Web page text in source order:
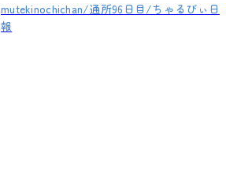
mutekinochichan/通所96日目/ちゃるびぃ日
報